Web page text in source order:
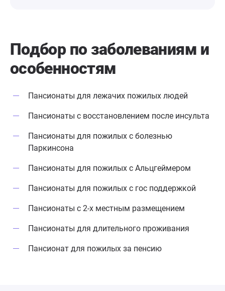
Подбор по заболеваниям и
особенностям
Пансионаты для лежачих пожилых людей
Пансионаты с восстановлением после инсульта
Пансионаты для пожилых с болезнью
Паркинсона
Пансионаты для пожилых с Альцгеймером
Пансионаты для пожилых с гос поддержкой
Пансионаты с 2-х местным размещением
Пансионаты для длительного проживания
Пансионат для пожилых за пенсию